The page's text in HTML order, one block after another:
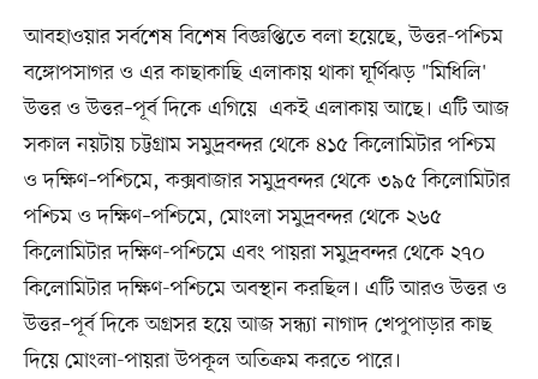
আবহাওয়ার সর্বশেষ বিশেষ বিজ্ঞপ্তিতে বলা হয়েছে, উত্তর-পশ্চিম
বঙ্গোপসাগর ও এর কাছাকাছি এলাকায় থাকা ঘূর্ণিঝড় "মিধিলি'
উত্তর ও উত্তর–পূর্ব দিকে এগিয়ে একই এলাকায় আছে। এটি আজ
সকাল নয়টায় চট্টগ্রাম সমুদ্রবন্দর থেকে ৪১৫ কিলোমিটার পশ্চিম
ও দক্ষিণ–পশ্চিমে, কক্সবাজার সমুদ্রবন্দর থেকে ৩৯৫ কিলোমিটার
পশ্চিম ও দক্ষিণ–পশ্চিমে, মোংলা সমুদ্রবন্দর থেকে ২৬৫
কিলোমিটার দক্ষিণ-পশ্চিমে এবং পায়রা সমুদ্রবন্দর থেকে ২৭০
কিলোমিটার দক্ষিণ-পশ্চিমে অবস্থান করছিল। এটি আরও উত্তর ও
উত্তর–পূর্ব দিকে অগ্রসর হয়ে আজ সন্ধ্যা নাগাদ খেপুপাড়ার কাছ
দিয়ে মোংলা-পায়রা উপকূল অতিক্রম করতে পারে।